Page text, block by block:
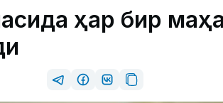
ҳар бир